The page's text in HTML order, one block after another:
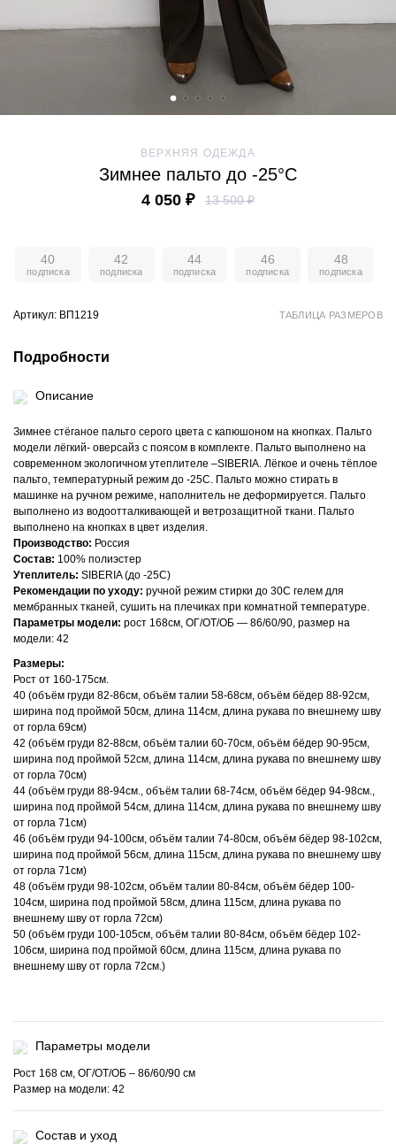
ВЕРХНЯЯ ОДЕЖДА
Зимнее пальто до -25°С
4 050 ₽ 13 500 ₽
40 42 44 46 48
Артикул: ВП1219 ТАБЛИЦА РАЗМЕРОВ
Подробности
Описание
Зимнее стёганое пальто серого цвета c капюшоном на кнопках. Пальто
модели лёгкий- оверсайз c поясом в комплекте. Пальто выполнено на
современном экологичном утеплителе –SIBERIA. Лёгкое и очень тёплое
пальто, температурный режим до -25С. Пальто можно стирать в
машинке на ручном режиме, наполнитель не деформируется. Пальто
выполнено из водоотталкивающей и ветрозащитной ткани. Пальто
выполнено на кнопках в цвет изделия.
Производство: Россия
Состав: 100% полиэстер
Утеплитель: SIBERIA (до -25С)
Рекомендации по уходу: ручной режим стирки до 30С гелем для
мембранных тканей, сушить на плечиках при комнатной температуре.
Параметры модели: рост 168см, ОГ/ОТ/ОБ — 86/60/90, размер на
модели: 42
Размеры:
Рост от 160-175см.
40 (объём груди 82-86см, объём талии 58-68см, объём бёдер 88-92см,
ширина под проймой 50см, длина 114см, длина рукава по внешнему шву
от горла 69см)
42 (объём груди 82-88см, объём талии 60-70см, объём бёдер 90-95см,
ширина под проймой 52см, длина 114см, длина рукава по внешнему шву
от горла 70см)
44 (объём груди 88-94см., объём талии 68-74см, объём бёдер 94-98см.,
ширина под проймой 54см, длина 114см, длина рукава по внешнему шву
от горла 71см)
46 (объём груди 94-100см, объём талии 74-80см, объём бёдер 98-102см,
ширина под проймой 56см, длина 115см, длина рукава по внешнему шву
от горла 71см)
48 (объём груди 98-102см, объём талии 80-84см, объём бёдер 100-
104см, ширина под проймой 58см, длина 115см, длина рукава по
внешнему шву от горла 72см)
50 (объём груди 100-105см, объём талии 80-84см, объём бёдер 102-
106см, ширина под проймой 60см, длина 115см, длина рукава по
внешнему шву от горла 72см.)
Параметры модели
Рост 168 см, ОГ/ОТ/ОБ – 86/60/90 см
Размер на модели: 42
Состав и уход